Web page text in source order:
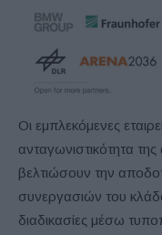
Οι εμπλεκόμενες
ανταγωνιστικότητα
βελτιώσουν την
συνεργασιών του
διαδικασίες μέσω